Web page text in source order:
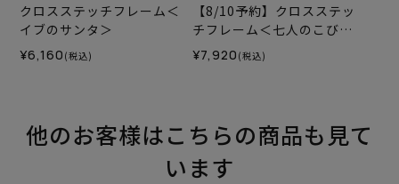
クロスステッチフレーム＜
イブのサンタ＞
¥6,160 (税込)
【8/10予約】クロスステッ
チフレーム＜七人のこびと
～白雪姫の物語から～＞
¥7,920 (税込)
他のお客様はこちらの商品も見て
います